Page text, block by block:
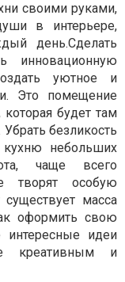
своими руками,
в интерьере,
день.Сделать
инновационную
уютное и
Это помещение
будет там
безликость
небольших
чаще всего
творят особую
масса
оформить свою
интересные идеи
креативным и